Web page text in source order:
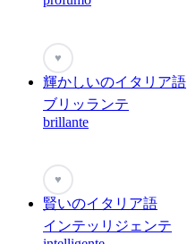
♥
輝かしいのイタリア語
ブリッランテ
brillante
♥
賢いのイタリア語
インテッリジェンテ